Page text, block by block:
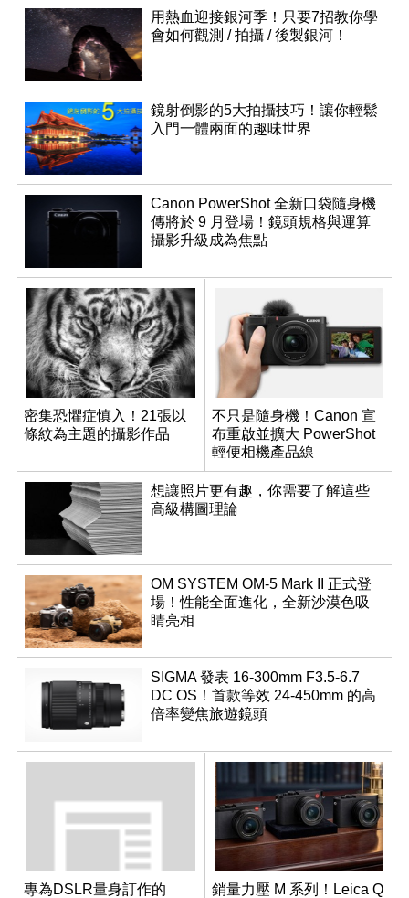
用熱血迎接銀河季！只要7招教你學
會如何觀測 / 拍攝 / 後製銀河！
鏡射倒影的5大拍攝技巧！讓你輕鬆
入門一體兩面的趣味世界
Canon PowerShot 全新口袋隨身機
傳將於 9 月登場！鏡頭規格與運算
攝影升級成為焦點
密集恐懼症慎入！21張以
條紋為主題的攝影作品
不只是隨身機！Canon 宣
布重啟並擴大 PowerShot
輕便相機產品線
想讓照片更有趣，你需要了解這些
高級構圖理論
OM SYSTEM OM-5 Mark II 正式登
場！性能全面進化，全新沙漠色吸
睛亮相
SIGMA 發表 16-300mm F3.5-6.7
DC OS！首款等效 24-450mm 的高
倍率變焦旅遊鏡頭
專為DSLR量身訂作的
銷量力壓 M 系列！Leica Q